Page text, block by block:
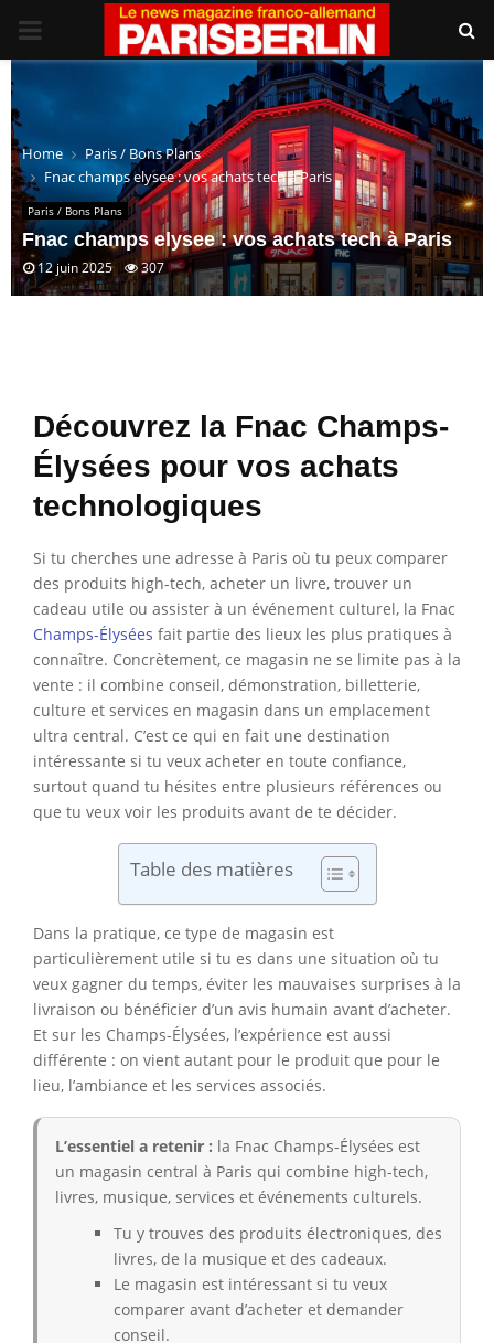
PRIMARY
MENU
Home
Paris / Bons Plans
Fnac champs elysee : vos achats tech à Paris
Paris / Bons Plans
Fnac champs elysee : vos achats tech à Paris
12 juin 2025 307
Découvrez la Fnac Champs-
Élysées pour vos achats
technologiques
Si tu cherches une adresse à Paris où tu peux comparer
des produits high-tech, acheter un livre, trouver un
cadeau utile ou assister à un événement culturel, la Fnac
Champs-Élysées fait partie des lieux les plus pratiques à
connaître. Concrètement, ce magasin ne se limite pas à la
vente : il combine conseil, démonstration, billetterie,
culture et services en magasin dans un emplacement
ultra central. C’est ce qui en fait une destination
intéressante si tu veux acheter en toute confiance,
surtout quand tu hésites entre plusieurs références ou
que tu veux voir les produits avant de te décider.
Table des matières
Dans la pratique, ce type de magasin est
particulièrement utile si tu es dans une situation où tu
veux gagner du temps, éviter les mauvaises surprises à la
livraison ou bénéficier d’un avis humain avant d’acheter.
Et sur les Champs-Élysées, l’expérience est aussi
différente : on vient autant pour le produit que pour le
lieu, l’ambiance et les services associés.
L’essentiel a retenir : la Fnac Champs-Élysées est
un magasin central à Paris qui combine high-tech,
livres, musique, services et événements culturels.
Tu y trouves des produits électroniques, des
livres, de la musique et des cadeaux.
Le magasin est intéressant si tu veux
comparer avant d’acheter et demander
conseil.